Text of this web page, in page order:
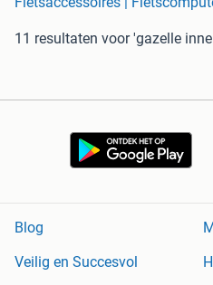
11 resultaten voor 'gazelle
Blog
Veilig en Succesvol